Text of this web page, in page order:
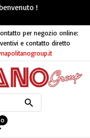
!
per negozio online:
e contatto diretto
0